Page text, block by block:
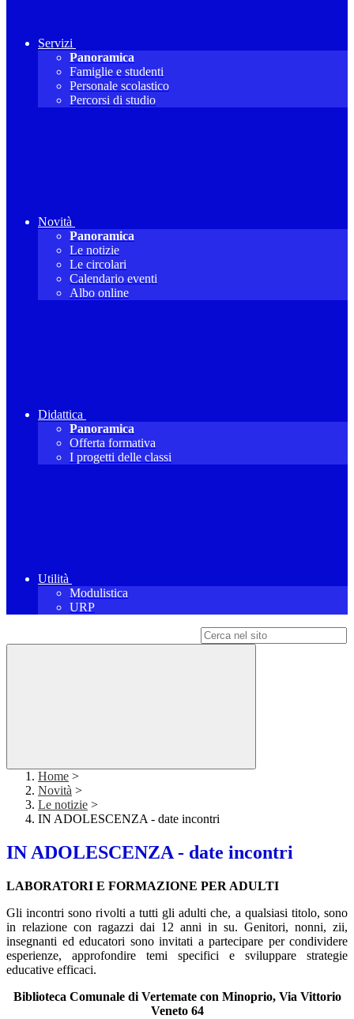
Servizi
Panoramica
Famiglie e studenti
Personale scolastico
Percorsi di studio
Novità
Panoramica
Le notizie
Le circolari
Calendario eventi
Albo online
Didattica
Panoramica
Offerta formativa
I progetti delle classi
Utilità
Modulistica
URP
Home >
Novità >
Le notizie >
IN ADOLESCENZA - date incontri
IN ADOLESCENZA - date incontri
LABORATORI E FORMAZIONE PER ADULTI
Gli incontri sono rivolti a tutti gli adulti che, a qualsiasi titolo, sono
in relazione con ragazzi dai 12 anni in su. Genitori, nonni, zii,
insegnanti ed educatori sono invitati a partecipare per condividere
esperienze, approfondire temi specifici e sviluppare strategie
educative efficaci.
Biblioteca Comunale di Vertemate con Minoprio, Via Vittorio
Veneto 64